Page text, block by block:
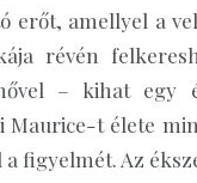
erőt, amellyel a
révén
– kihat egy
t élete
figyelmét. Az